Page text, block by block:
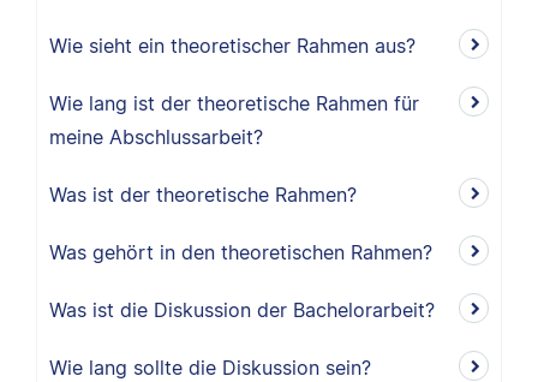
Wie sieht ein theoretischer Rahmen aus?
Wie lang ist der theoretische Rahmen für
meine Abschlussarbeit?
Was ist der theoretische Rahmen?
Was gehört in den theoretischen Rahmen?
Was ist die Diskussion der Bachelorarbeit?
Wie lang sollte die Diskussion sein?